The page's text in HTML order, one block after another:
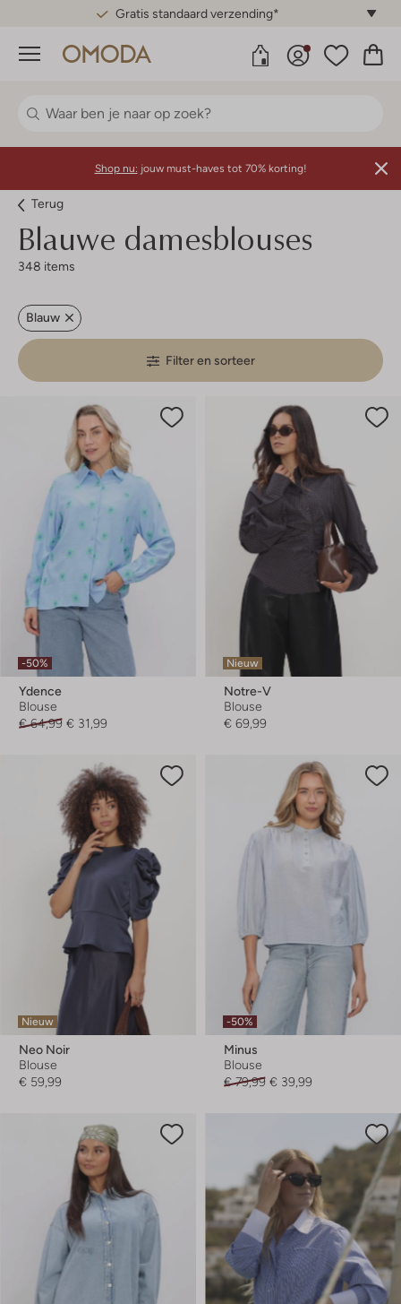
Gratis standaard verzending*
Menu
Shop nu: jouw must-haves tot 70% korting!
Terug
Blauwe damesblouses
348 items
Blauw
Filter en sorteer
-50%
Ydence
Blouse
€ 64,99 € 31,99
Nieuw
Notre-V
Blouse
€ 69,99
Nieuw
Neo Noir
Blouse
€ 59,99
-50%
Minus
Blouse
€ 79,99 € 39,99